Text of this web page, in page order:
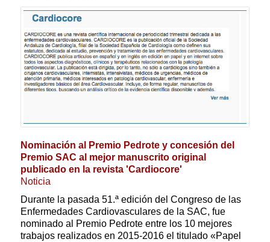
Nominación al Premio Pedrote y concesión del
Premio SAC al mejor manuscrito original
publicado en la revista 'Cardiocore'
Noticia
Durante la pasada 51.ª edición del Congreso de las
Enfermedades Cardiovasculares de la SAC, fue
nominado al Premio Pedrote entre los 10 mejores
trabajos realizados en 2015-2016 el titulado «Papel